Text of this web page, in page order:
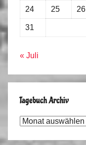
24 25 26
31
« Juli
Tagebuch Archiv
Tagebuch